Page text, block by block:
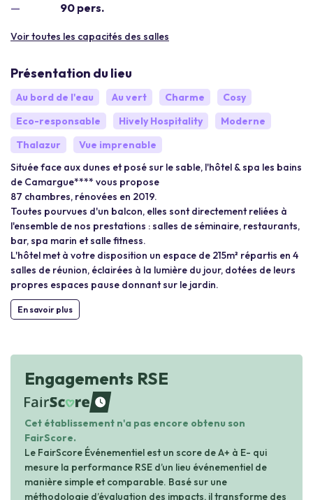
— 90 pers.
Voir toutes les capacités des salles
Présentation du lieu
Au bord de l'eau Au vert Charme
Cosy
Eco-responsable
Hively Hospitality
Moderne
Thalazur
Vue imprenable
Située face aux dunes et posé sur le sable, l'hôtel & spa les bains
de Camargue**** vous propose
87 chambres, rénovées en 2019.
Toutes pourvues d'un balcon, elles sont directement reliées à
l'ensemble de nos prestations : salles de séminaire, restaurants,
bar, spa marin et salle fitness.
L'hôtel met à votre disposition un espace de 215m² répartis en 4
salles de réunion, éclairées à la lumière du jour, dotées de leurs
propres espaces pause donnant sur le jardin.
En savoir plus
Engagements RSE
waiting
Cet établissement n'a pas encore obtenu son
FairScore.
Le FairScore Événementiel est un score de A+ à E- qui
mesure la performance RSE d’un lieu événementiel de
manière simple et comparable. Basé sur une
méthodologie d’évaluation des impacts, il transforme des